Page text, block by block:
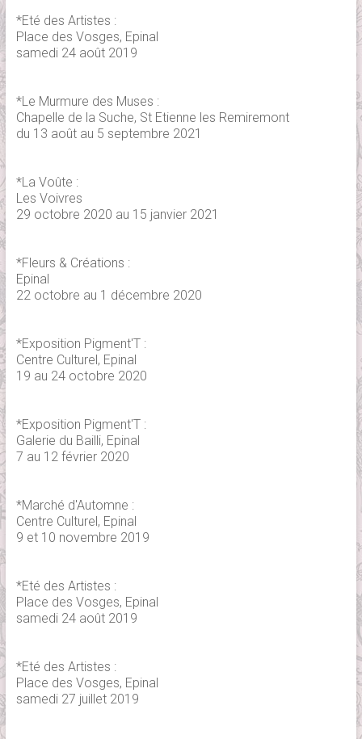
*Eté des Artistes :
Place des Vosges, Epinal
samedi 24 août 2019
*Le Murmure des Muses :
Chapelle de la Suche, St Etienne les Remiremont
du 13 août au 5 septembre 2021
*La Voûte :
Les Voivres
29 octobre 2020 au 15 janvier 2021
*Fleurs & Créations :
Epinal
22 octobre au 1 décembre 2020
*Exposition Pigment'T :
Centre Culturel, Epinal
19 au 24 octobre 2020
*Exposition Pigment'T :
Galerie du Bailli, Epinal
7 au 12 février 2020
*Marché d'Automne :
Centre Culturel, Epinal
9 et 10 novembre 2019
*Eté des Artistes :
Place des Vosges, Epinal
samedi 24 août 2019
*Eté des Artistes :
Place des Vosges, Epinal
samedi 27 juillet 2019